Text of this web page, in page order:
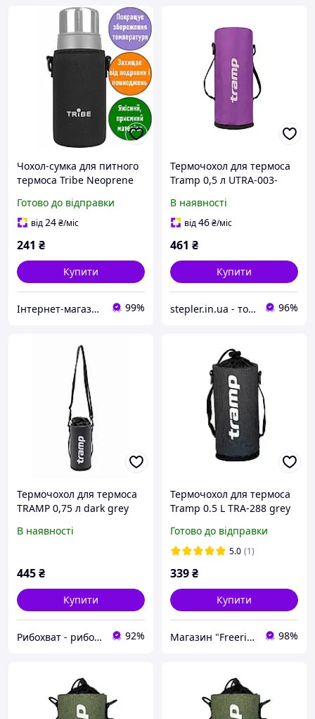
Чохол-сумка для питного
термоса Tribe Neoprene
Термочохол для термоса.
T-DF-0009-black
Готово до відправки
від24₴/міс
241 ₴
Купити
Інтернет-магазин «ЧАЙКА» — якісні товари для побуту, спорту, відпочинку та туризму. 99%
Термочохол для термоса
Tramp 0,5 л UTRA-003-
В наявності
від46₴/міс
461 ₴
Купити
stepler.in.ua - товари для Туризму | Спорту | Активного Відпочинку 96%
Термочохол для термоса
TRAMP 0,75 л dark grey
В наявності
445₴
Купити
Рибохват - риболовний магазин 92%
Термочохол для термоса
Tramp 0.5 L TRA-288 grey
Готово до відправки
5.0 (1)
339₴
Купити
Магазин "Freeride" 98%